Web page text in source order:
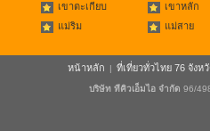
เขาตะเกียบ
เขาหลัก
แม่ริม
แม่สาย
หน้าหลัก | ที่เที่ยวทั่วไทย 76 จังห
บริษัท ทีคิวเอ็มไอ จำกัด 96/